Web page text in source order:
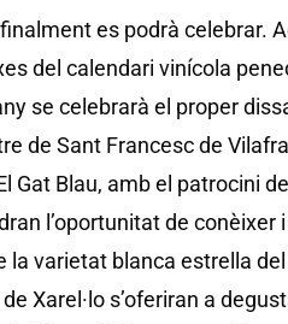
es podrà celebrar.
del calendari vinícola
se celebrarà el proper
de Sant Francesc de
Blau, amb el patrocini
l’oportunitat de conèixer
la varietat blanca estrella
Xarel·lo s’oferiran a